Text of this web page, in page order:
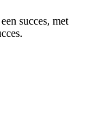
succes, met